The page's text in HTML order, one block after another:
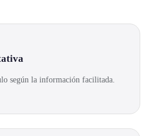
según la información facilitada.